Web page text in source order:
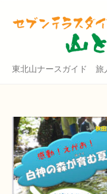
東
ナ
ー
ス
ガ
イ
東北山ナースガイド
山
ス
ド
・
セ
ブ
ン
テ